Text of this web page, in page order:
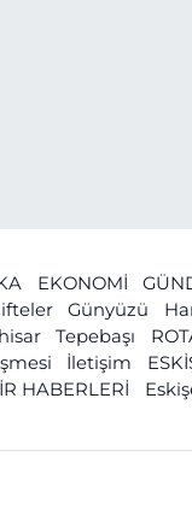
EKONOMİ
Günyüzü
Tepebaşı
İletişim
HABERLERİ